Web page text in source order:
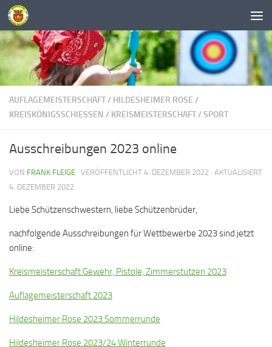
Unter dem Inhalt
AUFLAGEMEISTERSCHAFT/ HILDESHEIMER ROSE /
KREISKÖNIGSSCHIESSEN
/ KREISMEISTERSCHAFT/SPORT
Ausschreibungen 2023 online
VON FRANK FLEIGE · VERÖFFENTLICHT 4. DEZEMBER 2022 · AKTUALISIERT
4. DEZEMBER 2022
Liebe Schützenschwestern, liebe Schützenbrüder,
nachfolgende Ausschreibungen für Wettbewerbe 2023 sind jetzt
online:
Kreismeisterschaft Gewehr, Pistole, Zimmerstutzen 2023
Auflagemeisterschaft 2023
Hildesheimer Rose 2023 Sommerrunde
Hildesheimer Rose 2023/24 Winterrunde